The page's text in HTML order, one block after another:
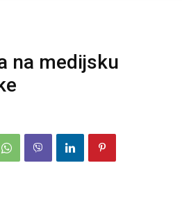
na medijsku